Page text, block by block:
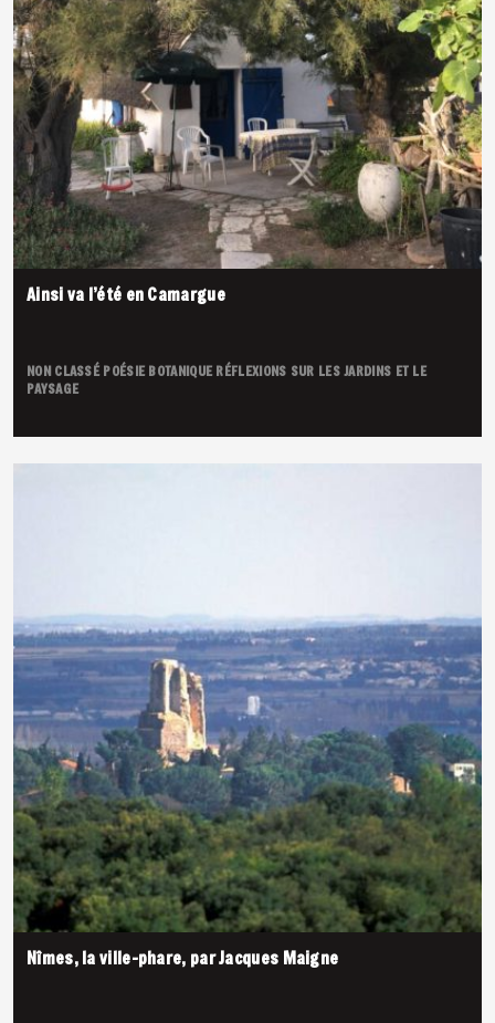
Ainsi va l’été en Camargue
NON CLASSÉPOÉSIE BOTANIQUERÉFLEXIONS SUR LES JARDINS ET LE
PAYSAGE
Nîmes, la ville-phare, par Jacques Maigne